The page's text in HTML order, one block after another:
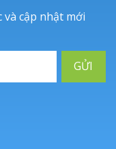
cập nhật mới
GỬI